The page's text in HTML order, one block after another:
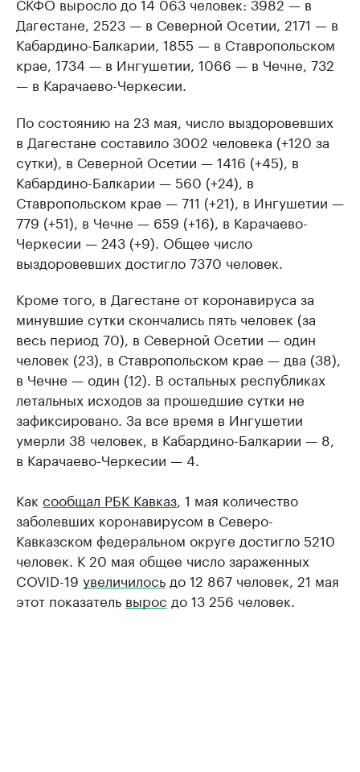
Дагестане, 2523 — в Северной Осетии, 2171 — в
Кабардино-Балкарии, 1855 — в Ставропольском
крае, 1734 — в Ингушетии, 1066 — в Чечне, 732
— в Карачаево-Черкесии.
По состоянию на 23 мая, число выздоровевших
в Дагестане составило 3002 человека (+120 за
сутки), в Северной Осетии — 1416 (+45), в
Кабардино-Балкарии — 560 (+24), в
Ставропольском крае — 711 (+21), в Ингушетии —
779 (+51), в Чечне — 659 (+16), в Карачаево-
Черкесии — 243 (+9). Общее число
выздоровевших достигло 7370 человек.
Кроме того, в Дагестане от коронавируса за
минувшие сутки скончались пять человек (за
весь период 70), в Северной Осетии — один
человек (23), в Ставропольском крае — два (38),
в Чечне — один (12). В остальных республиках
летальных исходов за прошедшие сутки не
зафиксировано. За все время в Ингушетии
умерли 38 человек, в Кабардино-Балкарии — 8,
в Карачаево-Черкесии — 4.
Как сообщал РБК Кавказ, 1 мая количество
заболевших коронавирусом в Северо-
Кавказском федеральном округе достигло 5210
человек. К 20 мая общее число зараженных
COVID-19 увеличилось до 12 867 человек, 21 мая
этот показатель вырос до 13 256 человек.